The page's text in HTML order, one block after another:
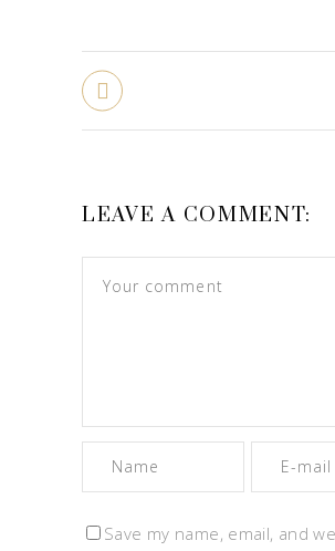
LEAVE A COMMENT:
Save my name, email, and